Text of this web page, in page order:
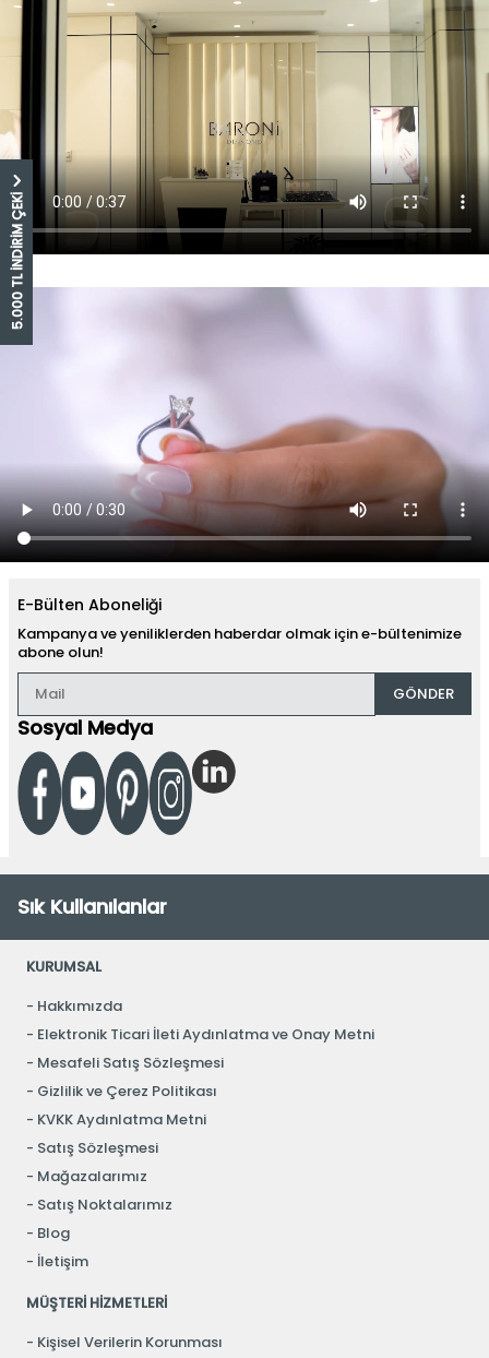
5.000 TL İNDİRİM ÇEKİ
E-Bülten Aboneliği
Kampanya ve yeniliklerden haberdar olmak için e-bültenimize
abone olun!
GÖNDER
Sosyal Medya
Sık Kullanılanlar
KURUMSAL
Hakkımızda
Elektronik Ticari İleti Aydınlatma ve Onay Metni
Mesafeli Satış Sözleşmesi
Gizlilik ve Çerez Politikası
KVKK Aydınlatma Metni
Satış Sözleşmesi
Mağazalarımız
Satış Noktalarımız
Blog
İletişim
MÜŞTERİ HİZMETLERİ
Kişisel Verilerin Korunması